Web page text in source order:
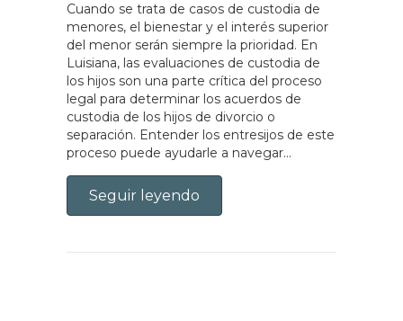
Cuando se trata de casos de custodia de
menores, el bienestar y el interés superior
del menor serán siempre la prioridad. En
Luisiana, las evaluaciones de custodia de
los hijos son una parte crítica del proceso
legal para determinar los acuerdos de
custodia de los hijos de divorcio o
separación. Entender los entresijos de este
proceso puede ayudarle a navegar...
Seguir leyendo